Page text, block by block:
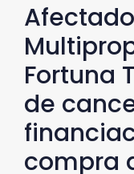
Fortuna
de
compra